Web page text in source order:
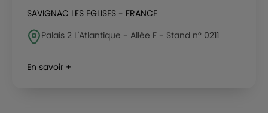
SAVIGNAC LES EGLISES - FRANCE
Palais 2 L'Atlantique - Allée F - Stand n° 0211
En savoir +